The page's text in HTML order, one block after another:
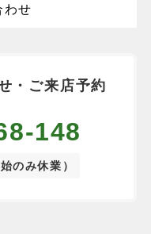
わせ
・ご来店予約
148
のみ休業）